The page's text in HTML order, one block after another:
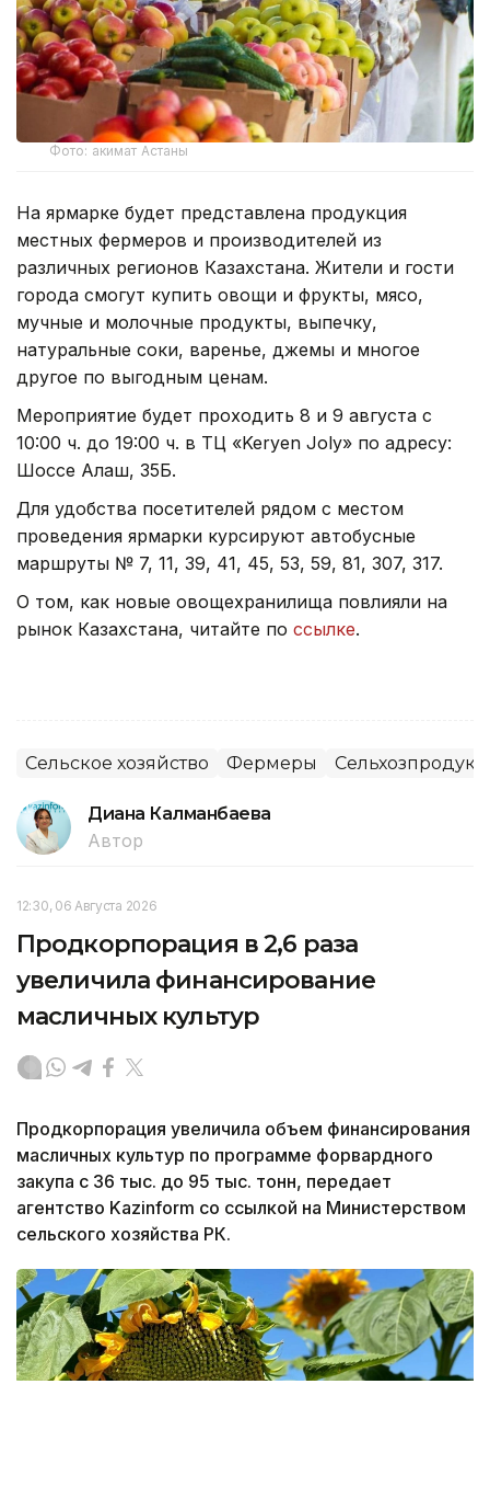
Фото: акимат Астаны
На ярмарке будет представлена продукция
местных фермеров и производителей из
различных регионов Казахстана. Жители и гости
города смогут купить овощи и фрукты, мясо,
мучные и молочные продукты, выпечку,
натуральные соки, варенье, джемы и многое
другое по выгодным ценам.
Мероприятие будет проходить 8 и 9 августа с
10:00 ч. до 19:00 ч. в ТЦ «Keryen Joly» по адресу:
Шоссе Алаш, 35Б.
Для удобства посетителей рядом с местом
проведения ярмарки курсируют автобусные
маршруты № 7, 11, 39, 41, 45, 53, 59, 81, 307, 317.
О том, как новые овощехранилища повлияли на
рынок Казахстана, читайте по ссылке.
Сельское хозяйство Фермеры
Диана Калманбаева
Автор
12:30, 06 Августа 2026
Продкорпорация в 2,6 раза
увеличила финансирование
масличных культур
Продкорпорация увеличила объем финансирования
масличных культур по программе форвардного
закупа с 36 тыс. до 95 тыс. тонн, передает
агентство Kazinform со ссылкой на Министерством
сельского хозяйства РК.